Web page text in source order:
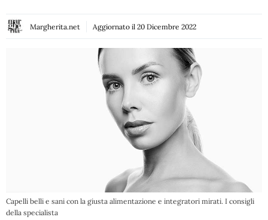
Margherita.net Aggiornato il 20 Dicembre 2022
Capelli belli e sani con la giusta alimentazione e integratori mirati. I consigli
della specialista